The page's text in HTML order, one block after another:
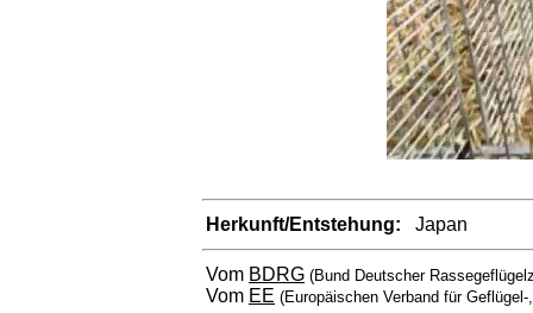
Herkunft/Entstehung: Japan
Vom BDRG (Bund Deutscher
Vom EE (Europäischen Verband für